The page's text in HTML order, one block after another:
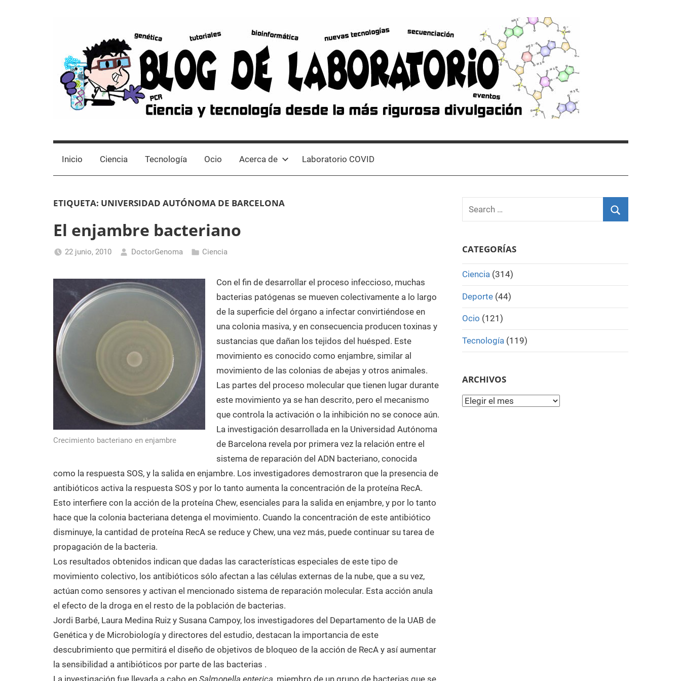
Blog
de
Laboratorio
científicos,
Tutoriales,
desde
Laboratorio
de
Inicio Ciencia Tecnología Ocio Acerca de Laboratorio COVID
ETIQUETA: UNIVERSIDAD AUTÓNOMA DE BARCELONA
El enjambre bacteriano
22 junio, 2010 DoctorGenoma Ciencia
Crecimiento bacteriano en enjambre
Con el fin de desarrollar el proceso infeccioso, muchas
bacterias patógenas se mueven colectivamente a lo largo
de la superficie del órgano a infectar convirtiéndose en
una colonia masiva, y en consecuencia producen toxinas y
sustancias que dañan los tejidos del huésped. Este
movimiento es conocido como enjambre, similar al
movimiento de las colonias de abejas y otros animales.
Las partes del proceso molecular que tienen lugar durante
este movimiento ya se han descrito, pero el mecanismo
que controla la activación o la inhibición no se conoce aún.
La investigación desarrollada en la Universidad Autónoma
de Barcelona revela por primera vez la relación entre el
sistema de reparación del ADN bacteriano, conocida
como la respuesta SOS, y la salida en enjambre. Los investigadores demostraron que la presencia de
antibióticos activa la respuesta SOS y por lo tanto aumenta la concentración de la proteína RecA.
Esto interfiere con la acción de la proteína Chew, esenciales para la salida en enjambre, y por lo tanto
hace que la colonia bacteriana detenga el movimiento. Cuando la concentración de este antibiótico
disminuye, la cantidad de proteína RecA se reduce y Chew, una vez más, puede continuar su tarea de
propagación de la bacteria.
Los resultados obtenidos indican que dadas las características especiales de este tipo de
movimiento colectivo, los antibióticos sólo afectan a las células externas de la nube, que a su vez,
actúan como sensores y activan el mencionado sistema de reparación molecular. Esta acción anula
el efecto de la droga en el resto de la población de bacterias.
Jordi Barbé, Laura Medina Ruiz y Susana Campoy, los investigadores del Departamento de la UAB de
Genética y de Microbiología y directores del estudio, destacan la importancia de este
descubrimiento que permitirá el diseño de objetivos de bloqueo de la acción de RecA y así aumentar
la sensibilidad a antibióticos por parte de las bacterias .
La investigación fue llevada a cabo en Salmonella enterica , miembro de un grupo de bacterias que se
Search
for:
CATEGORÍAS
Ciencia(314)
Deporte(44)
Ocio (121)
Tecnología(119)
ARCHIVOS
Archivos